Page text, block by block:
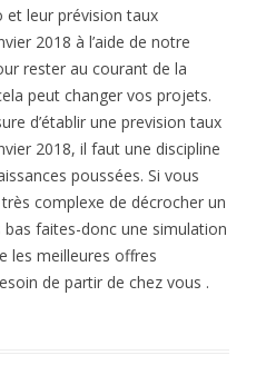
leur prévision taux
2018 à l’aide de notre
rester au courant de la
peut changer vos projets.
d’établir une prevision taux
2018, il faut une discipline
poussées. Si vous
complexe de décrocher un
faites-donc une simulation
les meilleures offres
de partir de chez vous .